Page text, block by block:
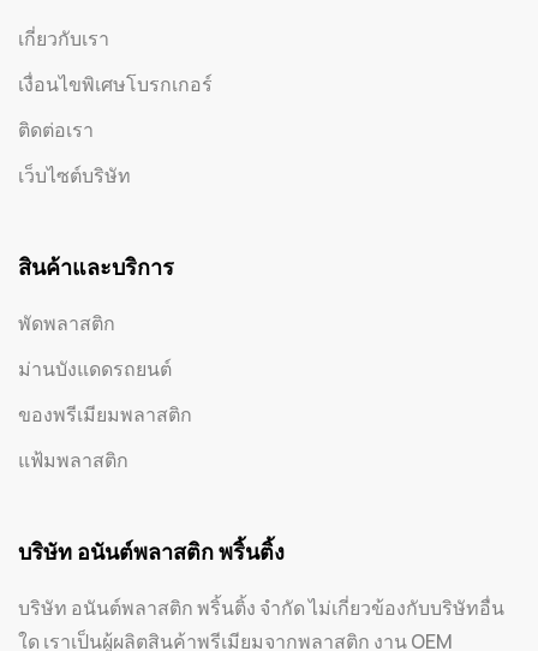
เกี่ยวกับเรา
เงื่อนไขพิเศษโบรกเกอร์
ติดต่อเรา
เว็บไซต์บริษัท
สินค้าและบริการ
พัดพลาสติก
ม่านบังแดดรถยนต์
ของพรีเมียมพลาสติก
แฟ้มพลาสติก
บริษัท อนันต์พลาสติก พริ้นติ้ง
บริษัท อนันต์พลาสติก พริ้นติ้ง จำกัด ไม่เกี่ยวข้องกับบริษัทอื่น
ใด เราเป็นผู้ผลิตสินค้าพรีเมียมจากพลาสติก งาน OEM